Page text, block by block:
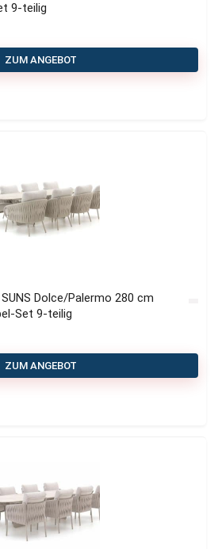
9-teilig
ZUM ANGEBOT
Dolce/Palermo 280 cm
Set 9-teilig
ZUM ANGEBOT